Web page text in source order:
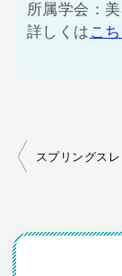
所属学会：
詳しくは こ
投
ビ